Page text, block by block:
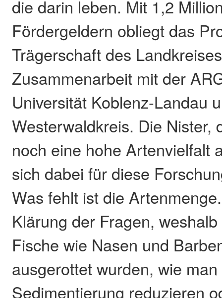
die darin leben. Mit 1,2
Fördergeldern obliegt das
Trägerschaft des
Zusammenarbeit mit der
Universität Koblenz-Landau
Westerwaldkreis. Die Nister,
noch eine hohe Artenvielfalt
sich dabei für diese
Was fehlt ist die
Klärung der Fragen,
Fische wie Nasen und
ausgerottet wurden, wie
Sedimentierung reduzieren